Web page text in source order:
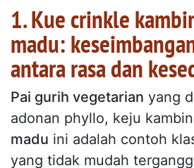
1. Kue crinkle
madu:
antara rasa dan
Pai gurih vegetarian yang
adonan phyllo, keju
madu ini adalah contoh
yang tidak mudah